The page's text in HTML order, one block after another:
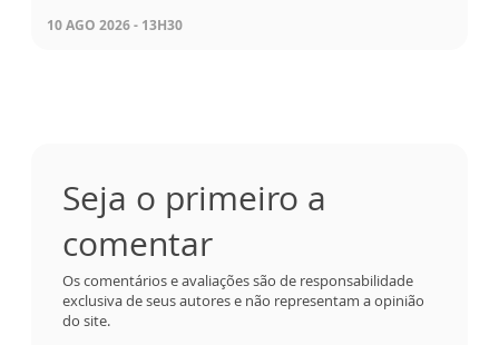
10 AGO 2026 - 13H30
Seja o primeiro a
comentar
Os comentários e avaliações são de responsabilidade
exclusiva de seus autores e não representam a opinião
do site.